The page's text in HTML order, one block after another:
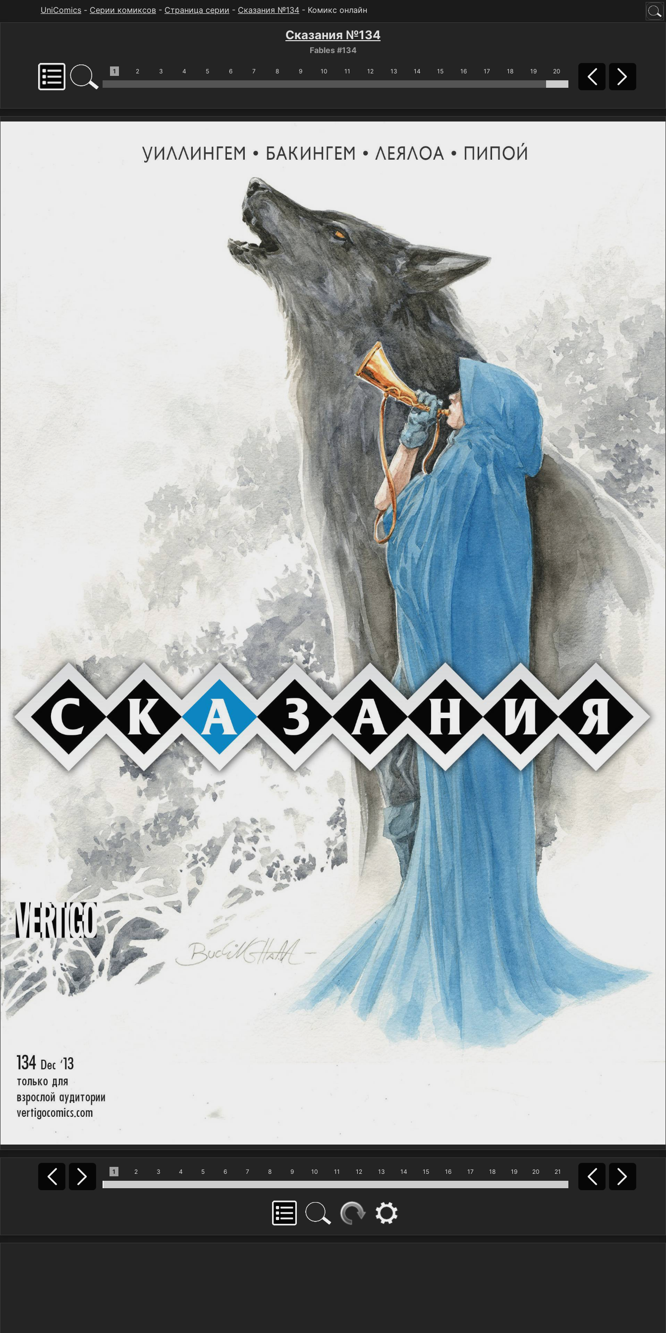
UniComics - Серии комиксов - Страница серии - Сказания №134 - Комикс онлайн
Сказания №134
Fables #134
1 2 3 4 5 6 7 8 9 10 11 12 13 14 15 16 17 18 19 20
1 2 3 4 5 6 7 8 9 10 11 12 13 14 15 16 17 18 19 20 21